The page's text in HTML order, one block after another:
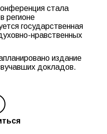
стала
регионе
государственная
нравственных
издание
докладов.